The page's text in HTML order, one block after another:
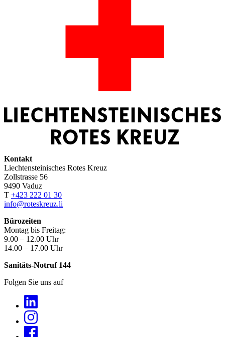
Kontakt
Liechtensteinisches Rotes Kreuz
Zollstrasse 56
9490 Vaduz
T +423 222 01 30
info@roteskreuz.li
Bürozeiten
Montag bis Freitag:
9.00 – 12.00 Uhr
14.00 – 17.00 Uhr
Sanitäts-Notruf 144
Folgen Sie uns auf